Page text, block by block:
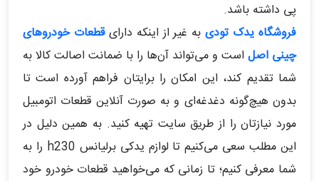
پی داشته باشد.
فروشگاه یدک تودیبه غیر از اینکه دارایقطعات خودروهای
چینی اصل است و می‌تواند آن‌ها را با ضمانت اصالت کالا به
شما تقدیم کند، این امکان را برایتان فراهم آورده است تا
بدون هیچ‌گونه دغدغه‌ای و به صورت آنلاین قطعات اتومبیل
مورد نیازتان را از طریق سایت تهیه کنید. به همین دلیل در
این مطلب سعی می‌کنیم تا لوازم یدکی برلیانس h230 را به
شما معرفی کنیم؛ تا زمانی که می‌خواهید قطعات خودرو خود